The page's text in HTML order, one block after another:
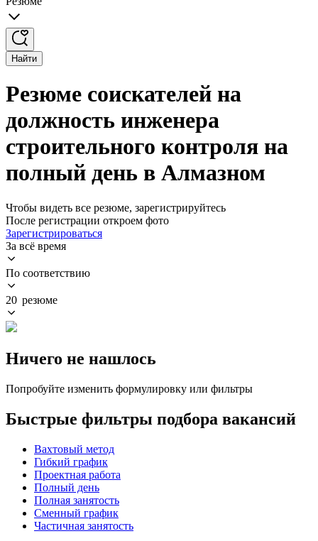
Найти
Резюме соискателей на
должность инженера
строительного контроля на
полный день в Алмазном
Чтобы видеть все резюме, зарегистрируйтесь
После регистрации откроем фото
Зарегистрироваться
За всё время
По соответствию
20 резюме
Ничего не нашлось
Попробуйте изменить формулировку или фильтры
Быстрые фильтры подбора вакансий
Вахтовый метод
Гибкий график
Проектная работа
Полный день
Полная занятость
Сменный график
Частичная занятость